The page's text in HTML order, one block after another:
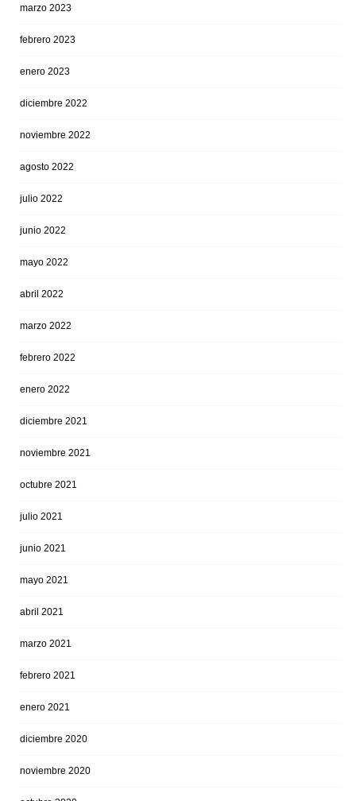
marzo 2023
febrero 2023
enero 2023
diciembre 2022
noviembre 2022
agosto 2022
julio 2022
junio 2022
mayo 2022
abril 2022
marzo 2022
febrero 2022
enero 2022
diciembre 2021
noviembre 2021
octubre 2021
julio 2021
junio 2021
mayo 2021
abril 2021
marzo 2021
febrero 2021
enero 2021
diciembre 2020
noviembre 2020